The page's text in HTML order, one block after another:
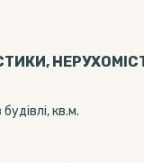
кв.м.